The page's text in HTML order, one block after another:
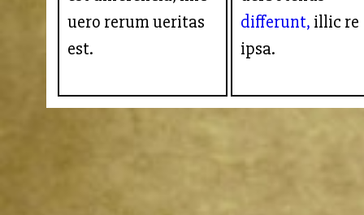
uero rerum ueritas
est.
differunt, illic re
ipsa.